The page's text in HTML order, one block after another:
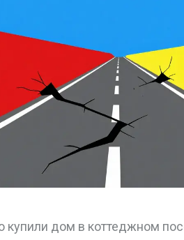
купили дом в коттеджном